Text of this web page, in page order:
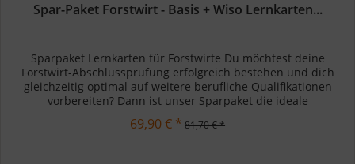
Spar-Paket Forstwirt - Basis + Wiso Lernkarten...
Sparpaket Lernkarten für Forstwirte Du möchtest deine
Forstwirt-Abschlussprüfung erfolgreich bestehen und dich
gleichzeitig optimal auf weitere berufliche Qualifikationen
vorbereiten? Dann ist unser Sparpaket die ideale
Unterstützung für...
69,90 € * 81,70 € *